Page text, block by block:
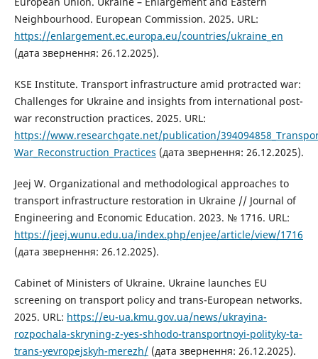
Neighbourhood. European Commission. 2025. URL:
https://enlargement.ec.europa.eu/countries/ukraine_en
(дата звернення: 26.12.2025).
KSE Institute. Transport infrastructure amid protracted war:
Challenges for Ukraine and insights from international post-
war reconstruction practices. 2025. URL:
https://www.researchgate.net/publication/
War_Reconstruction_Practices (дата звернення: 26.12.2025).
Jeej W. Organizational and methodological approaches to
transport infrastructure restoration in Ukraine // Journal of
Engineering and Economic Education. 2023. № 1716. URL:
https://jeej.wunu.edu.ua/index.php/enjee/article/view/1716
(дата звернення: 26.12.2025).
Cabinet of Ministers of Ukraine. Ukraine launches EU
screening on transport policy and trans-European networks.
2025. URL: https://eu-ua.kmu.gov.ua/news/ukrayina-
rozpochala-skryning-z-yes-shhodo-transportnoyi-polityky-ta-
trans-yevropejskyh-merezh/(дата звернення: 26.12.2025).